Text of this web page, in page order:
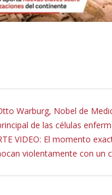
Warburg, Nobel de
de las células
VIDEO: El momento
violentamente con un